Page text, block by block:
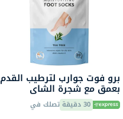
برو فوت جوارب لترطيب القدم
بعمق مع شجرة الشاي
وفيتامين E لإصلاح البشرة
الجافة،حزمه من زوج واحد
30 دقيقة تصلك في